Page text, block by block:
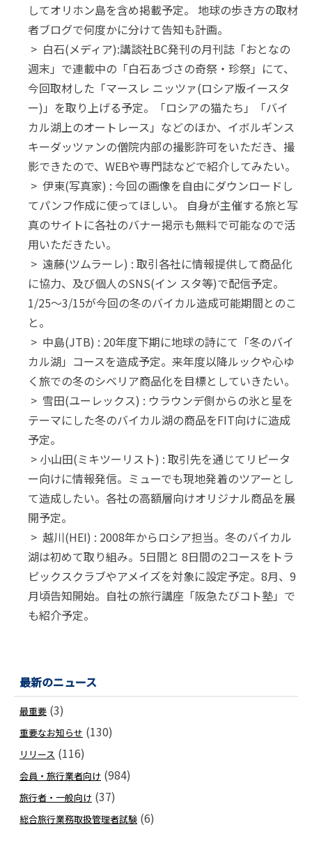
してオリホン島を含め掲載予定。 地球の歩き方の取材
者ブログで何度かに分けて告知も計画。
> 白石(メディア):講談社BC発刊の月刊誌「おとなの
週末」で連載中の「白石あづさの奇祭・珍祭」にて、
今回取材した「マースレ ニッツァ(ロシア版イースタ
ー)」を取り上げる予定。「ロシアの猫たち」「バイ
カル湖上のオートレース」などのほか、イボルギンス
キーダッツァンの僧院内部の撮影許可をいただき、撮
影できたので、WEBや専門誌などで紹介してみたい。
> 伊東(写真家) : 今回の画像を自由にダウンロードし
てパンフ作成に使ってほしい。 自身が主催する旅と写
真のサイトに各社のバナー掲示も無料で可能なので活
用いただきたい。
> 遠藤(ツムラーレ) : 取引各社に情報提供して商品化
に協力、及び個人のSNS(イン スタ等)で配信予定。
1/25～3/15が今回の冬のバイカル造成可能期間とのこ
と。
> 中島(JTB) : 20年度下期に地球の詩にて「冬のバイ
カル湖」コースを造成予定。来年度以降ルックや心ゆ
く旅での冬のシベリア商品化を目標としていきたい。
> 雪田(ユーレックス) : ウラウンデ側からの氷と星を
テーマにした冬のバイカル湖の商品をFIT向けに造成
予定。
> 小山田(ミキツーリスト) : 取引先を通じてリピータ
ー向けに情報発信。ミューでも現地発着のツアーとし
て造成したい。各社の高額層向けオリジナル商品を展
開予定。
> 越川(HEI) : 2008年からロシア担当。冬のバイカル
湖は初めて取り組み。5日間と 8日間の2コースをトラ
ピックスクラブやアメイズを対象に設定予定。8月、9
月頃告知開始。自社の旅行講座「阪急たびコト塾」で
も紹介予定。
最新のニュース
最重要 (3)
重要なお知らせ (130)
リリース (116)
会員・旅行業者向け (984)
旅行者・一般向け (37)
総合旅行業務取扱管理者試験 (6)